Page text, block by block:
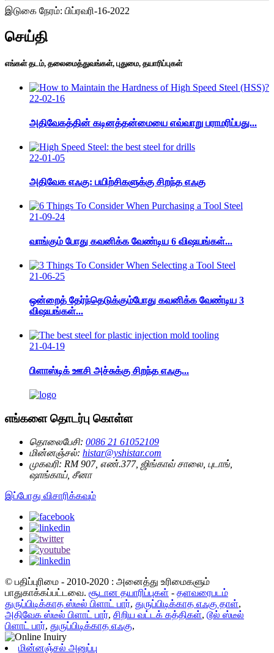
இடுகை நேரம்: பிப்ரவரி-16-2022
செய்தி
எங்கள் தடம், தலைமைத்துவங்கள், புதுமை, தயாரிப்புகள்
22-02-16
அதிவேகத்தின் கடினத்தன்மையை எவ்வாறு பராமரிப்பது...
22-01-05
அதிவேக எஃகு: பயிற்சிகளுக்கு சிறந்த எஃகு
21-09-24
வாங்கும் போது கவனிக்க வேண்டிய 6 விஷயங்கள்...
21-06-25
ஒன்றைத் தேர்ந்தெடுக்கும்போது கவனிக்க வேண்டிய 3
விஷயங்கள்...
21-04-19
பிளாஸ்டிக் ஊசி அச்சுக்கு சிறந்த எஃகு...
எங்களை தொடர்பு கொள்ள
தொலைபேசி: 0086 21 61052109
மின்னஞ்சல்: histar@yshistar.com
முகவரி: RM 907, எண்.377, ஜிங்காவ் சாலை, புடாங்,
ஷாங்காய், சீனா
இப்போது விசாரிக்கவும்
© பதிப்புரிமை - 2010-2020 : அனைத்து உரிமைகளும்
பாதுகாக்கப்பட்டவை. சூடான தயாரிப்புகள் - தளவரைபடம்
துருப்பிடிக்காத ஸ்டீல் பிளாட் பார், துருப்பிடிக்காத எஃகு தாள்,
அதிவேக ஸ்டீல் பிளாட் பார், சிறிய வட்டக் கத்திகள், டூல் ஸ்டீல்
பிளாட் பார், துருப்பிடிக்காத எஃகு,
மின்னஞ்சல் அனுப்பு